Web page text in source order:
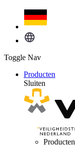
Toggle Nav
Producten
Sluiten
Producten